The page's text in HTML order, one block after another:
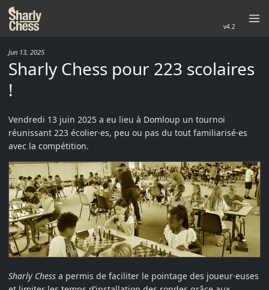
v4.2
Jun 13, 2025
Sharly Chess pour 223 scolaires
!
Vendredi 13 juin 2025 a eu lieu à Domloup un tournoi
réunissant 223 écolier·es, peu ou pas du tout familiarisé·es
avec la compétition.
Sharly Chess a permis de faciliter le pointage des joueur·euses